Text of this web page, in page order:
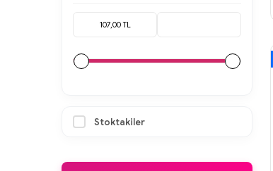
Stoktakiler